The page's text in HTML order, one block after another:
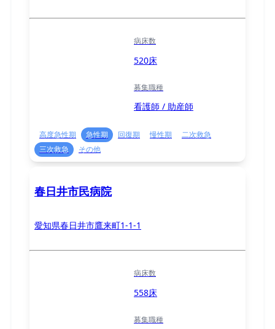
病床数
520床
募集職種
看護師 / 助産師
高度急性期 急性期 回復期 慢性期
二次救急
三次救急
その他
春日井市民病院
愛知県春日井市鷹来町1-1-1
病床数
558床
募集職種